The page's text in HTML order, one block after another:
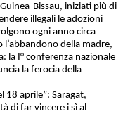
Bissau, iniziati più di
illegali le adozioni
ogni anno circa
della madre,
la I° conferenza nazionale
la ferocia della
18 aprile”: Saragat,
di far vincere i sì al